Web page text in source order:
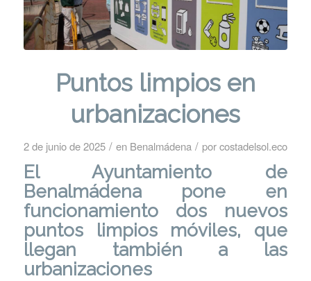
Puntos limpios en
urbanizaciones
2 de junio de 2025 / en Benalmádena / porcostadelsol.eco
El Ayuntamiento de
Benalmádena pone en
funcionamiento dos nuevos
puntos limpios móviles, que
llegan también a las
urbanizaciones